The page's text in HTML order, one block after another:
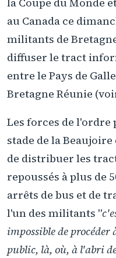
au Canada ce
militants de
diffuser le tract
entre le Pays de
Bretagne Réunie
Les forces de l'ordre
stade de la
de distribuer les
repoussés à plus de
arrêts de bus et de
l'un des militants "
impossible de
public, là, où, à l'abri